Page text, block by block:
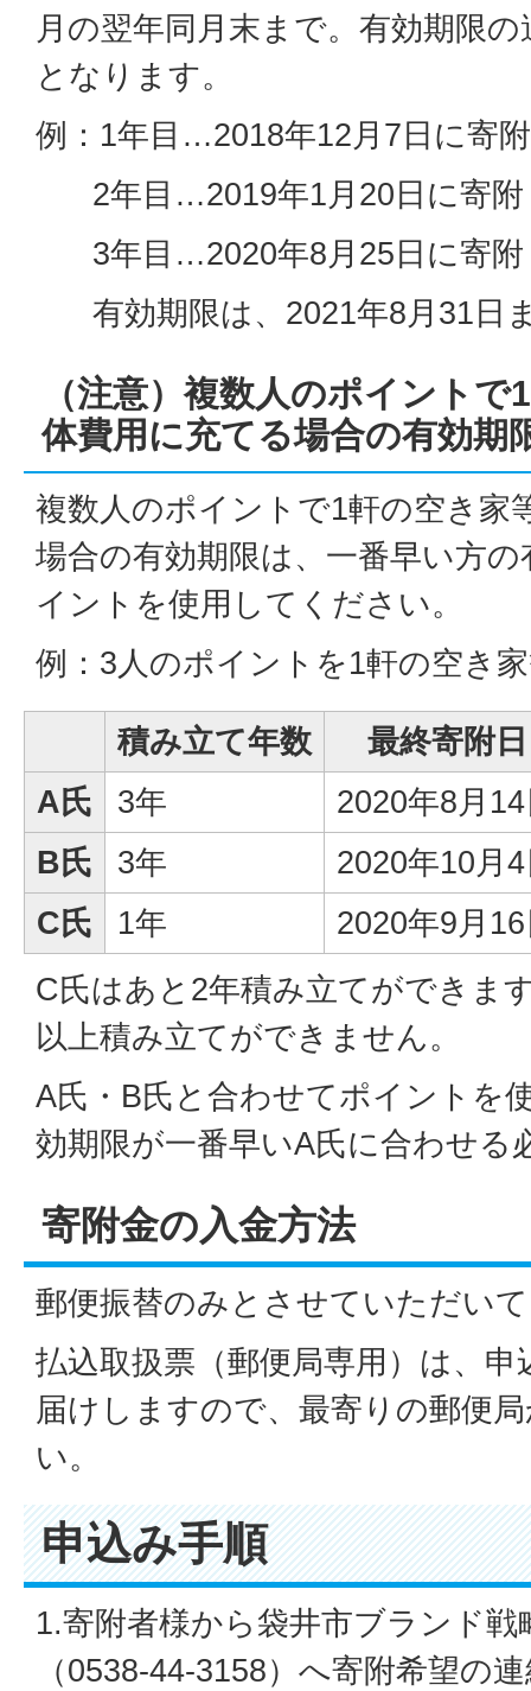
月の翌年同月末まで。有効期限
となります。
例：1年目…2018年12月7日に寄附
2年目…2019年1月20日に寄附
3年目…2020年8月25日に寄附
有効期限は、2021年8月31日
（注意）複数人のポイント
体費用に充てる場合の有効期
複数人のポイントで1軒の空き家
場合の有効期限は、一番早い方
イントを使用してください。
例：3人のポイントを1軒の空き
積み立て年数
最終寄附日
A氏
3年
2020年8月
B氏
3年
2020年10月
C氏
1年
2020年9月
C氏はあと2年積み立てができま
以上積み立てができません。
A氏・B氏と合わせてポイントを
効期限が一番早いA氏に合わせる
寄附金の入金方法
郵便振替のみとさせていただい
払込取扱票（郵便局専用）は、
届けしますので、最寄りの郵便
い。
申込み手順
1.寄附者様から袋井市ブランド
（0538-44-3158）へ寄附希望の